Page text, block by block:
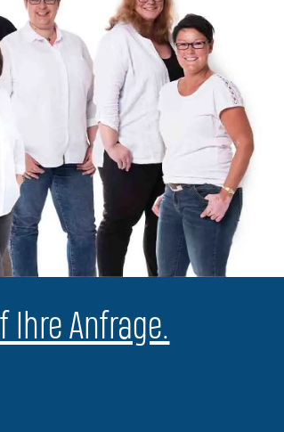
Ihre Anfrage.